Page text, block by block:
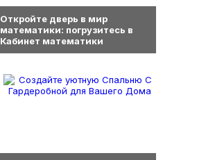
Откройте дверь в мир
математики: погрузитесь в
Кабинет математики